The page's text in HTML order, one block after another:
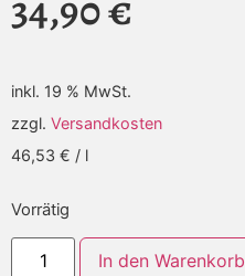
inkl. 19 % MwSt.
zzgl. Versandkosten
46,53 € / l
Vorrätig
In den Warenkorb